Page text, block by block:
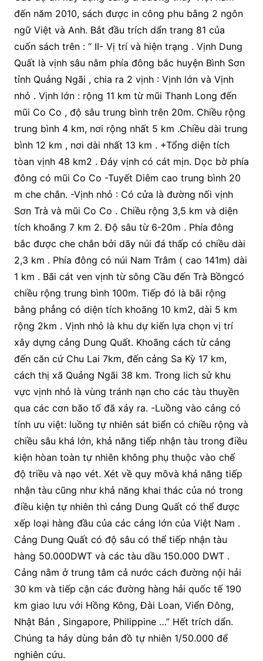
đến năm 2010, sách được in công phu bằng 2 ngôn
ngữ Việt và Anh. Bắt đầu trích dẩn trang 81 của
cuốn sách trên : “ II- Vị trí và hiện trạng . Vịnh Dung
Quất là vịnh sâu nằm phía đông bắc huyện Bình Sơn
tỉnh Quảng Ngãi , chia ra 2 vịnh : Vịnh lớn và Vịnh
nhỏ . Vịnh lớn : rộng 11 km từ mũi Thanh Long đến
mũi Co Co , độ sâu trung bình trên 20m. Chiều rộng
trung bình 4 km, nơi rộng nhất 5 km .Chiều dài trung
bình 12 km , nơi dài nhất 13 km . +Tổng diện tích
tòan vịnh 48 km2 . Đáy vịnh có cát mịn. Dọc bờ phía
đông có mũi Co Co -Tuyết Diêm cao trung bình 20
m che chắn. -Vịnh nhỏ : Có cửa là đường nối vịnh
Sơn Trà và mũi Co Co . Chiều rộng 3,5 km và diện
tích khoãng 7 km 2. Độ sâu từ 6-20m . Phía đông
bắc được che chắn bởi dãy núi đá thấp có chiều dài
2,3 km . Phía đông có núi Nam Trâm ( cao 141m) dài
1 km . Bãi cát ven vịnh từ sông Cầu đến Trà Bồngcó
chiều rộng trung bình 100m. Tiếp đó là bãi rộng
bằng phẳng có diện tích khoãng 10 km2, dài 5 km
rộng 2km . Vịnh nhỏ là khu dự kiến lựa chọn vị trí
xây dựng cảng Dung Quất. Khoãng cách từ cảng
đến căn cứ Chu Lai 7km, đến cảng Sa Kỳ 17 km,
cách thị xã Quảng Ngãi 38 km. Trong lich sử khu
vực vịnh nhỏ là vùng tránh nạn cho các tàu thuyền
qua các cơn bão tố đã xảy ra. -Luồng vào cảng có
tính ưu việt: luồng tự nhiên sát biển có chiều rộng và
chiều sâu khá lớn, khả năng tiếp nhận tàu trong điều
kiện hòan toàn tự nhiên không phụ thuộc vào chế
độ triều và nạo vét. Xét về quy môvà khả năng tiếp
nhận tàu cũng như khả năng khai thác của nó trong
điều kiện tự nhiên thì cảng Dung Quất có thể được
xếp loại hàng đầu của các cảng lớn của Việt Nam .
Cảng Dung Quất có độ sâu có thể tiếp nhận tàu
hàng 50.000DWT và các tàu dầu 150.000 DWT .
Cảng nằm ở trung tâm cả nước cách đường nội hải
30 km và tiếp cận các đường hàng hải quốc tế 190
km giao lưu với Hồng Kông, Đài Loan, Viển Đông,
Nhật Bản , Singapore, Philippine …” Hết trích dẩn.
Chúng ta hảy dùng bản đồ tự nhiên 1/50.000 để
nghiên cứu.